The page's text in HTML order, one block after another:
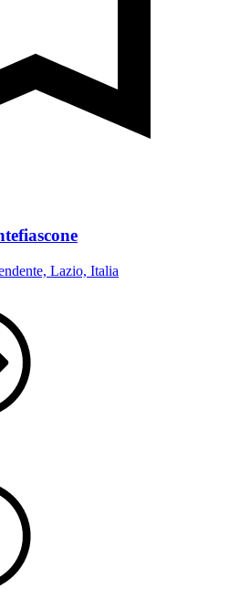
Lazio, Italia